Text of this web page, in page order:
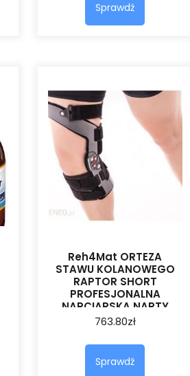
Sprawdź
Reh4Mat ORTEZA
STAWU KOLANOWEGO
RAPTOR SHORT
PROFESJONALNA
NARCIARSKA NARTY
DESKA SNOWBOARD
763.80zł
Sprawdź